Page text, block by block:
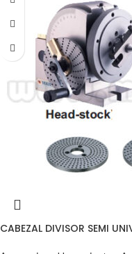
CABEZAL DIVISOR SEMI